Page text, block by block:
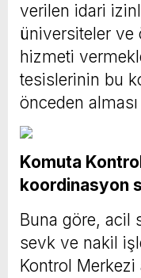
verilen idari
üniversiteler ve
hizmeti
tesislerinin bu
önceden
Komuta
koordinasyon
Buna göre, acil
sevk ve nakil
Kontrol Merkezi